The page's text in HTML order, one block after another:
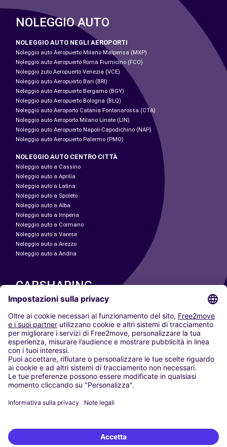
NOLEGGIO AUTO
NOLEGGIO AUTO NEGLI AEROPORTI
Noleggio auto Aeropuerto Milano Malpensa (MXP)
Noleggio auto Aeropuerto Roma Fiumicino (FCO)
Noleggio zuto Aeropuerto Venezia (VCE)
Noleggio auto Aeropuerto Bari (BRI)
Noleggio auto Aeropuerto Bergamo (BGY)
Noleggio auto Aeropuerto Bologna (BLQ)
Noleggio auto Aeroporto Catania Fontanarossa (CTA)
Noleggio auto Aeroporto Milano Linate (LIN)
Noleggio auto Aeropuerto Napoli-Capodichino (NAP)
Noleggio auto Aeropuerto Palermo (PMO)
NOLEGGIO AUTO CENTRO CITTÀ
Noleggio auto a Cassino
Noleggio auto a Aprilia
Noleggio auto a Latina
Noleggio auto a Spoleto
Noleggio auto a Alba
Noleggio auto a Imperia
Noleggio auto a Cormano
Noleggio auto a Varese
Noleggio auto a Arezzo
Noleggio auto a Andria
CARSHARING
LE NOSTRE CITTÀ
Paris
Madrid
Washington DC
Milano
Roma
Torino
Vienna
Berlino
Düsseldorf